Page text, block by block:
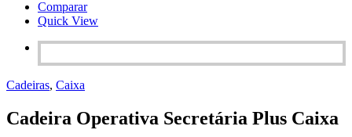
Comparar
Quick View
Cadeiras, Caixa
Cadeira Operativa Secretária Plus Caixa